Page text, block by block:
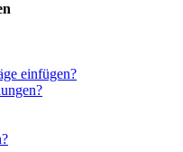
einfügen?